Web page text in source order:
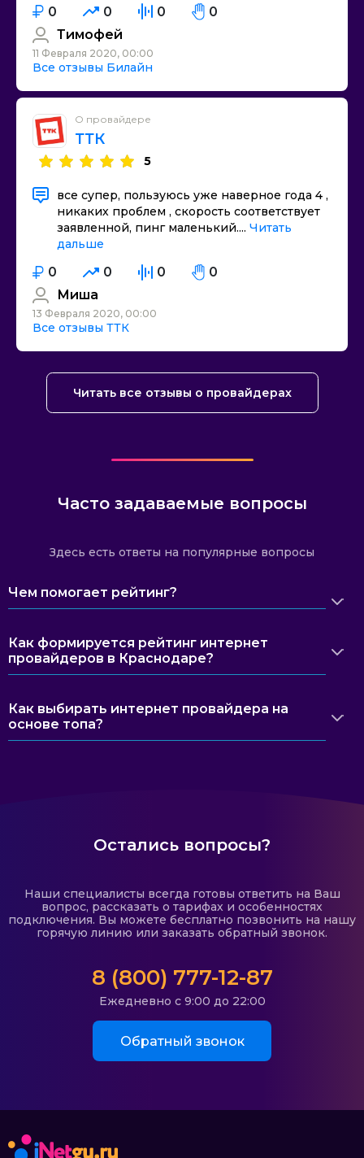
0 0 0
0
Тимофей
11 Февраля 2020, 00:00
Все отзывы Билайн
О провайдере
ТТК
5
все супер, пользуюсь уже наверное года 4 ,
никаких проблем , скорость соответствует
заявленной, пинг маленький.... Читать
дальше
0 0 0
0
Миша
13 Февраля 2020, 00:00
Все отзывы ТТК
Читать все отзывы о провайдерах
Часто задаваемые вопросы
Здесь есть ответы на популярные вопросы
Чем помогает рейтинг?
Как формируется рейтинг интернет
провайдеров в Краснодаре?
Как выбирать интернет провайдера на
основе топа?
Остались вопросы?
Наши специалисты всегда готовы ответить на Ваш
вопрос, рассказать о тарифах и особенностях
подключения. Вы можете бесплатно позвонить на нашу
горячую линию или заказать обратный звонок.
8 (800) 777-12-87
Ежедневно с 9:00 до 22:00
Обратный звонок